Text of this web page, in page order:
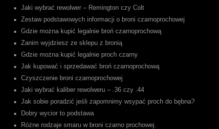
Jaki wybrać rewolwer – Remington czy Colt
Zestaw podstawowych informacji o broni czarnoprochowej
Gdzie można kupić legalnie broń czarnoprochową
Zanim wyjdziesz ze sklepu z bronią
Gdzie można kupić legalnie proch czarny
Jak kupować i sprzedawać broń czarnoprochową
Czyszczenie broni czarnoprochowej
Jaki wybrać kaliber rewolweru – .36 czy .44
Jak sobie poradzić jeśli zapomnimy wsypać proch do bębna?
Dobry wycior to podstawa
Różne rodzaje smaru w broni czarno prochowej.